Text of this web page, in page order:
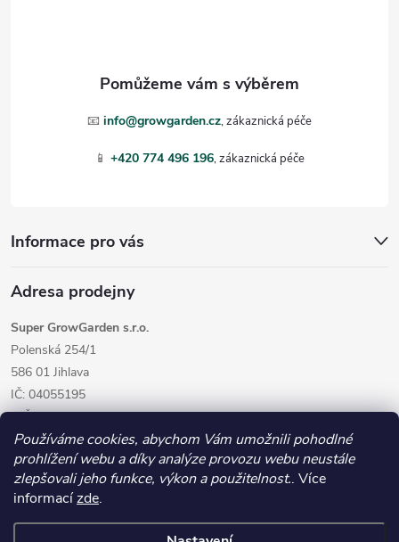
Používáme cookies, abychom Vám umožnili pohodlné
prohlížení webu a díky analýze provozu webu neustále
zlepšovali jeho funkce, výkon a použitelnost.. Více
informacízde.
📧 info@growgarden.cz
📱 +420 774 496 196
Informace pro vás
Adresa prodejny
Super GrowGarden s.r.o.
Polenská 254/1
586 01 Jihlava
IČ: 04055195
DIČ: CZ04055195